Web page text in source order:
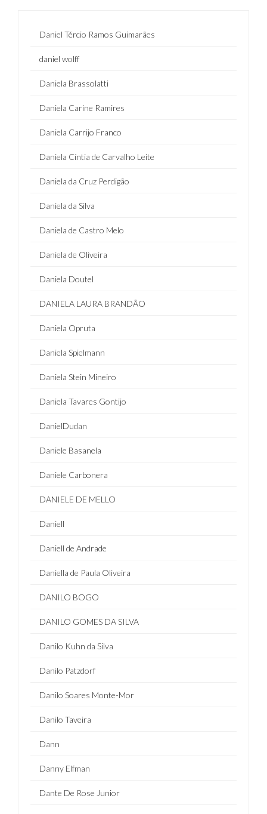
Daniel Tércio Ramos Guimarães
daniel wolff
Daniela Brassolatti
Daniela Carine Ramires
Daniela Carrijo Franco
Daniela Cíntia de Carvalho Leite
Daniela da Cruz Perdigão
Daniela da Silva
Daniela de Castro Melo
Daniela de Oliveira
Daniela Doutel
DANIELA LAURA BRANDÃO
Daniela Opruta
Daniela Spielmann
Daniela Stein Mineiro
Daniela Tavares Gontijo
DanielDudan
Daniele Basanela
Daniele Carbonera
DANIELE DE MELLO
Daniell
Daniell de Andrade
Daniella de Paula Oliveira
DANILO BOGO
DANILO GOMES DA SILVA
Danilo Kuhn da Silva
Danilo Patzdorf
Danilo Soares Monte-Mor
Danilo Taveira
Dann
Danny Elfman
Dante De Rose Junior